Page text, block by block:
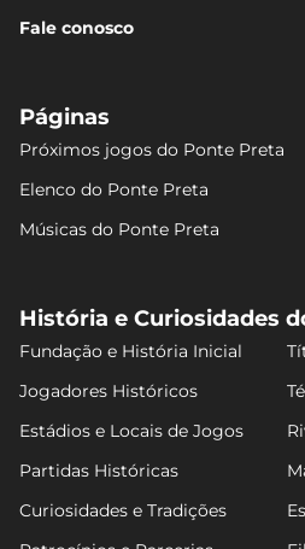
Fale conosco
Páginas
Próximos jogos do Ponte Preta
Elenco do Ponte Preta
Músicas do Ponte Preta
História e Curiosidades
Fundação e História Inicial
Jogadores Históricos
Estádios e Locais de Jogos
Partidas Históricas
Curiosidades e Tradições